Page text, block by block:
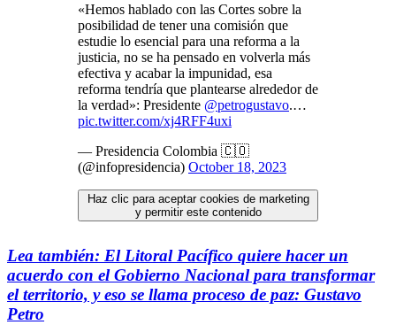
«Hemos hablado con las Cortes sobre la
posibilidad de tener una comisión que
estudie lo esencial para una reforma a la
justicia, no se ha pensado en volverla más
efectiva y acabar la impunidad, esa
reforma tendría que plantearse alrededor de
la verdad»: Presidente @petrogustavo.…
pic.twitter.com/xj4RFF4uxi
— Presidencia Colombia 🇨🇴
(@infopresidencia) October 18, 2023
Haz clic para aceptar cookies de marketing
y permitir este contenido
Lea también: El Litoral Pacífico quiere hacer un
acuerdo con el Gobierno Nacional para transformar
el territorio, y eso se llama proceso de paz: Gustavo
Petro